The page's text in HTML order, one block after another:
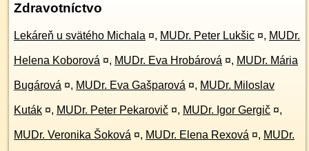
Zdravotníctvo
Lekáreň u svätého Michala ¤, MUDr. Peter Lukšic ¤, MUDr.
Helena Koborová ¤, MUDr. Eva Hrobárová ¤, MUDr. Mária
Bugárová ¤, MUDr. Eva Gašparová ¤, MUDr. Miloslav
Kuták ¤, MUDr. Peter Pekarovič ¤, MUDr. Igor Gergič ¤,
MUDr. Veronika Šoková ¤, MUDr. Elena Rexová ¤, MUDr.